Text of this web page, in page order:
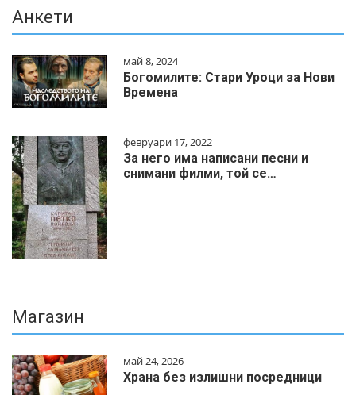
Анкети
май 8, 2024
Богомилите: Стари Уроци за Нови
Времена
февруари 17, 2022
За него има написани песни и
снимани филми, той се…
Магазин
май 24, 2026
Храна без излишни посредници